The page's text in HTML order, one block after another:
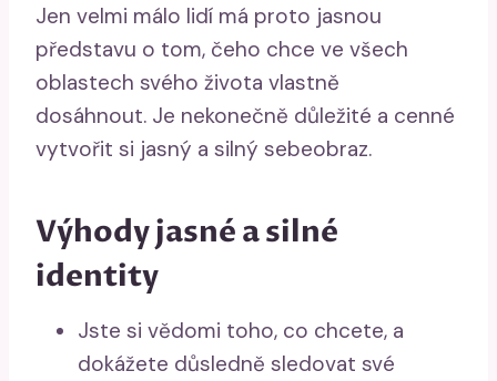
Jen velmi málo lidí má proto jasnou
představu o tom, čeho chce ve všech
oblastech svého života vlastně
dosáhnout. Je nekonečně důležité a cenné
vytvořit si jasný a silný sebeobraz.
Výhody jasné a silné
identity
Jste si vědomi toho, co chcete, a
dokážete důsledně sledovat své